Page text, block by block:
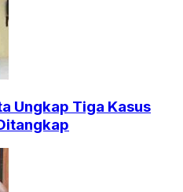
Ungkap Tiga Kasus